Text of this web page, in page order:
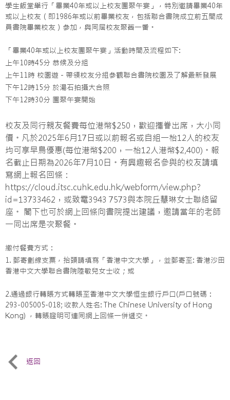
學生飯堂舉行「畢業40年或以上校友團聚午宴」，特別邀請畢業40年
或以上校友（即1986年或以前畢業校友，包括聯合書院成立前五間成
員書院畢業校友）參加，與同屆校友聚舊一番。
「畢業40年或以上校友團聚午宴」活動時間及流程如下:
上午10時45分 恭候及分組
上午11時 校園遊 - 帶領校友分組參觀聯合書院校園及了解最新發展
下午12時15分 於湯石拍攝大合照
下午12時30分 團聚午宴開始
校友及同行親友餐費每位港幣$250，歡迎攜眷出席，大小同
價。凡於2025年6月17日或以前報名或自組一枱12人的校友
均可享早鳥優惠(每位港幣$200，一枱12人港幣$2,400)。報
名截止日期為2026年7月10日。有興趣報名參與的校友請填
寫網上報名回條：
https://cloud.itsc.cuhk.edu.hk/webform/view.php?
id=13733462，或致電3943 7573與本院丘慧琳女士聯絡留
座。 閣下也可於網上回條向書院提出建議，邀請當年的老師
一同出席是次聚餐。
繳付餐費方式：
1. 郵寄劃線支票，抬頭請填寫「香港中文大學」，並郵寄至: 香港沙田
香港中文大學聯合書院陸敏兒女士收；或
2.通過銀行轉賬方式轉賬至香港中文大學恒生銀行戶口(戶口號碼：
293-005005-018; 收款人姓名: The Chinese University of Hong
Kong) ，轉賬證明可連同網上回條一併遞交。
返回